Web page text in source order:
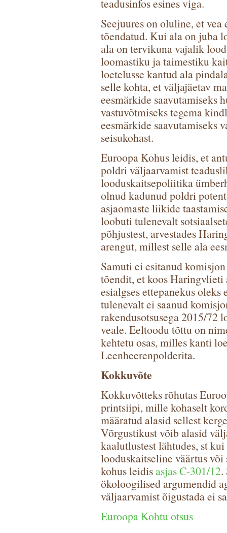
teadusinfos esines viga.
Seejuures on oluline, et
tõendatud. Kui ala on juba
ala on tervikuna vajalik
loomastiku ja taimestiku
loetelusse kantud ala
selle kohta, et väljajäetav
eesmärkide saavutamiseks
vastuvõtmiseks tegema
eesmärkide
seisukohast.
Euroopa Kohus leidis, et
poldri väljaarvamist
looduskaitsepoliitika
olnud kadunud poldri
asjaomaste liikide
loobuti tulenevalt
põhjustest, arvestades
arengut, millest selle ala
Samuti ei esitanud
tõendit, et koos
esialgses ettepanekus
tulenevalt ei saanud
rakendusotsusega 2015/72
veale. Eeltoodu tõttu on
kehtetu osas, milles kanti
Leenheerenpolderita.
Kokkuvõte
Kokkuvõtteks rõhutas
printsiipi, mille kohaselt
määratud alasid sellest
Võrgustikust võib alasid
kaalutlustest lähtudes, st
looduskaitseline väärtus
kohus leidisasjas C-301/12.
ökoloogilised argumendid
väljaarvamist õigustada ei
Euroopa Kohtu otsus